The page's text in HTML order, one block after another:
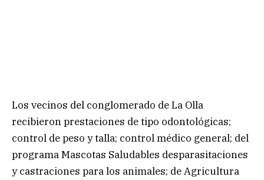
Los vecinos del conglomerado de La Olla
recibieron prestaciones de tipo odontológicas;
control de peso y talla; control médico general; del
programa Mascotas Saludables desparasitaciones
y castraciones para los animales; de Agricultura